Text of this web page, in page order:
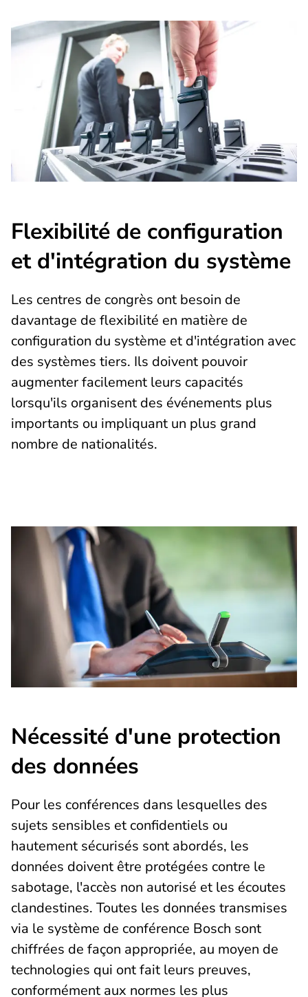
Flexibilité de configuration
et d'intégration du système
Les centres de congrès ont besoin de
davantage de flexibilité en matière de
configuration du système et d'intégration avec
des systèmes tiers. Ils doivent pouvoir
augmenter facilement leurs capacités
lorsqu'ils organisent des événements plus
importants ou impliquant un plus grand
nombre de nationalités.
Nécessité d'une protection
des données
Pour les conférences dans lesquelles des
sujets sensibles et confidentiels ou
hautement sécurisés sont abordés, les
données doivent être protégées contre le
sabotage, l'accès non autorisé et les écoutes
clandestines. Toutes les données transmises
via le système de conférence Bosch sont
chiffrées de façon appropriée, au moyen de
technologies qui ont fait leurs preuves,
conformément aux normes les plus